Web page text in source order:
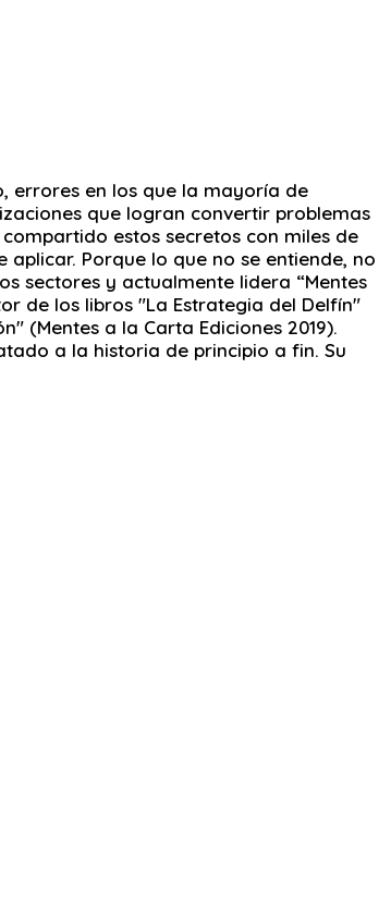
errores en los que la mayoría de
que logran convertir problemas
estos secretos con miles de
Porque lo que no se entiende, no
sectores y actualmente lidera “Mentes
de los libros "La Estrategia del Delfín"
(Mentes a la Carta Ediciones 2019).
a la historia de principio a fin. Su